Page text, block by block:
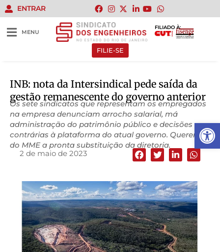
Abrir
ENTRAR
MENU
FILIADO À:
FILIE-SE
INB: nota da Intersindical pede saída da
gestão remanescente do governo anterior
Os sete sindicatos que representam os empregados
na empresa denunciam arrocho salarial, má
administração do patrimônio público e decisões
contrárias à plataforma do atual governo. Querem
do MME a pronta substituição da diretoria.
2 de maio de 2023